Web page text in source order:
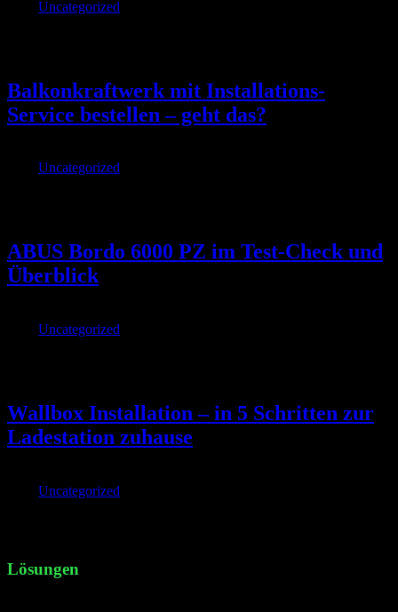
Uncategorized
Balkonkraftwerk mit Installations-
Service bestellen – geht das?
Uncategorized
ABUS Bordo 6000 PZ im Test-Check und
Überblick
Uncategorized
Wallbox Installation – in 5 Schritten zur
Ladestation zuhause
Uncategorized
Lösungen